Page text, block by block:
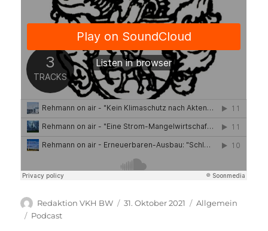
Autor
Redaktion VKH BW
Veröffentlicht
31. Oktober 2021 Kategorien
Allgemein
Schlagwörter
Podcast